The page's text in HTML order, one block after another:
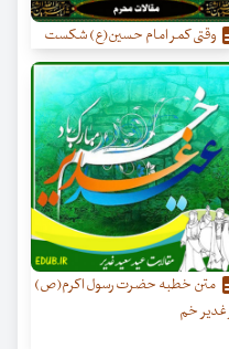
وقتی کمر امام حسین(ع) شکست
متن خطبه حضرت رسول اکرم(ص)
غدیر خم